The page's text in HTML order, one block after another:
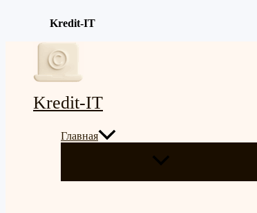
Kredit-IT
Kredit-IT
Главная
ПЕРЕКЛЮЧАТЕЛЬ
МЕНЮ